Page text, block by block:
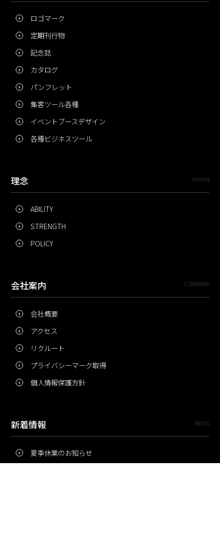
ロゴマーク
定期刊行物
記念誌
カタログ
パンフレット
集客ツール各種
イベントブースデザイン
各種ビジネスツール
理念 VISION
ABILITY
STRENGTH
POLICY
会社案内 COMPANY
会社概要
アクセス
リクルート
プライバシーマーク取得
個人情報保護方針
新着情報 NEWS
夏季休業のお知らせ